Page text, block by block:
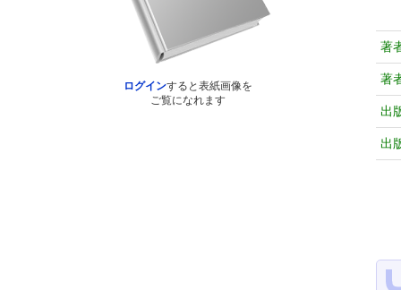
ログインすると表紙画像を
ご覧になれます
著
著
出
出